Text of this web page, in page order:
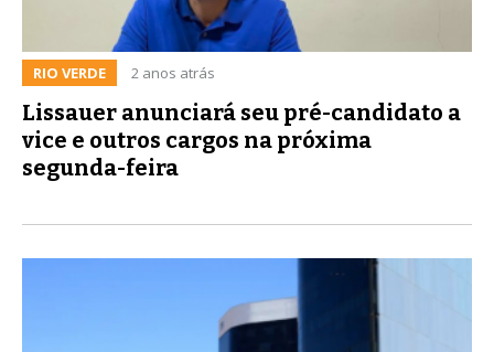
RIO VERDE 2 anos atrás
Lissauer anunciará seu pré-candidato a
vice e outros cargos na próxima
segunda-feira